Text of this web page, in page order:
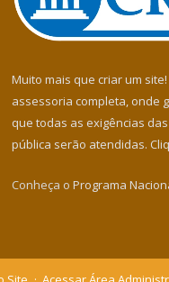
Muito mais que criar um
assessoria completa, onde
que todas as exigências
pública serão atendidas.
Conheça o Programa